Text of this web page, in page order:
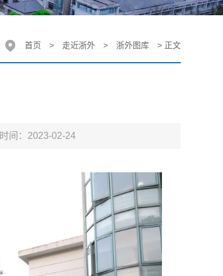
首页 > 走近浙外 > 浙外图库 > 正文
时间：2023-02-24